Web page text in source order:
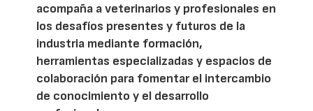
acompaña a veterinarios y profesionales en
los desafíos presentes y futuros de la
industria mediante formación,
herramientas especializadas y espacios de
colaboración para fomentar el intercambio
de conocimiento y el desarrollo